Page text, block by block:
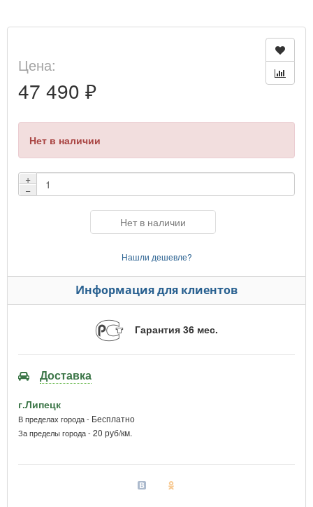
Цена:
47 490 ₽
Нет в наличии
+
−
Нет в наличии
Нашли дешевле?
Информация для клиентов
Гарантия 36 мес.
Доставка
г.Липецк
В пределах города - Бесплатно
За пределы города - 20 руб/км.